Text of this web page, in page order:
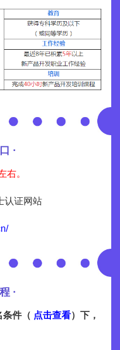
·
右。
认证网站
·
条件（ 点击查看）下，